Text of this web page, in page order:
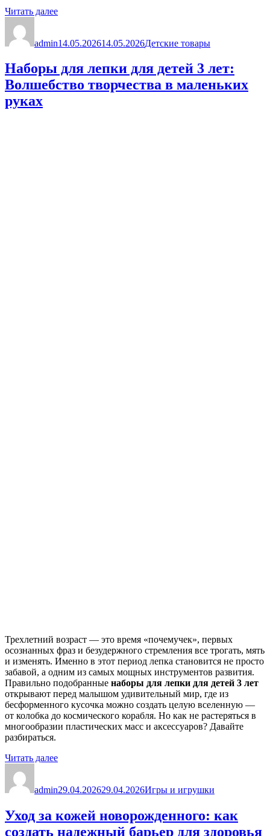
Читать далее«Стерилизатор
ли
современным
родителям?»
admin14.05.202614.05.2026Детские товары
Наборы для лепки для детей 3 лет:
Волшебство творчества в маленьких
руках
Трехлетний возраст — это время «почемучек», первых
осознанных фраз и безудержного стремления все трогать, мять
и изменять. Именно в этот период лепка становится не просто
забавой, а одним из самых мощных инструментов развития.
Правильно подобранные наборы для лепки для детей 3 лет
открывают перед малышом удивительный мир, где из
бесформенного кусочка можно создать целую вселенную —
от колобка до космического корабля. Но как не растеряться в
многообразии пластических масс и аксессуаров? Давайте
разбираться.
Читать далее«Наборы
для
3
лет:
Волшебство
admin29.04.202629.04.2026Игры и игрушки
Уход за кожей новорожденного: как
создать надежный барьер для здоровья